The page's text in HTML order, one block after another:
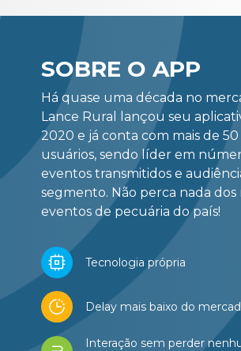
SOBRE O APP
Há quase uma década no
Lance Rural lançou seu
2020 e já conta com mais de 50
usuários, sendo líder em
eventos transmitidos e
segmento. Não perca nada dos
eventos de pecuária do país!
Tecnologia própria
Delay mais baixo do
Interação sem perder